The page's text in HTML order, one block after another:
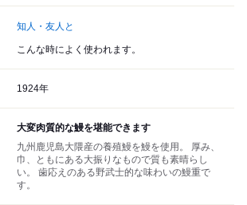
知人・友人と
こんな時によく使われます。
1924年
大変肉質的な鰻を堪能できます
九州鹿児島大隈産の養殖鰻を鰻を使用。 厚み、
巾、ともにある大振りなもので質も素晴らし
い。 歯応えのある野武士的な味わいの鰻重で
す。